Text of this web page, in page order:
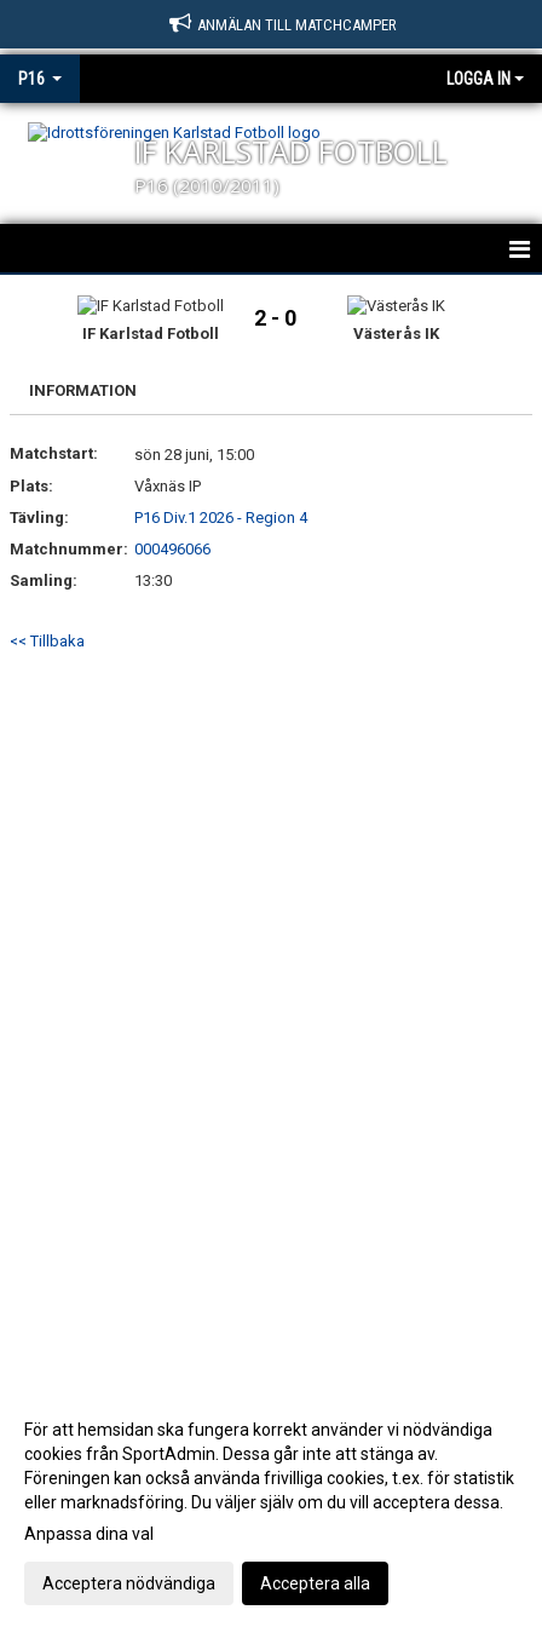
ANMÄLAN TILL MATCHCAMPER
P16 LOGGA IN
IF KARLSTAD FOTBOLL
P16 (2010/2011)
KARLSTAD FOTBOLL P16
KALENDER
MATCHER
BILDGALLERI
IF Karlstad Fotboll
2 - 0
Västerås IK
INFORMATION
Matchstart:
sön 28 juni, 15:00
Plats:
Våxnäs IP
Tävling:
P16 Div.1 2026 - Region 4
Matchnummer: 000496066
Samling:
13:30
<< Tillbaka
Gå till Webbversion
För att hemsidan ska fungera korrekt använder vi nödvändiga
cookies från SportAdmin. Dessa går inte att stänga av.
Föreningen kan också använda frivilliga cookies, t.ex. för statistik
eller marknadsföring. Du väljer själv om du vill acceptera dessa.
Anpassa dina val
Acceptera nödvändiga Acceptera alla